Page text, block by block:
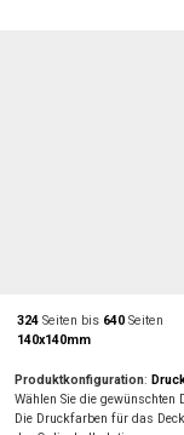
324 Seiten bis 640 Seiten
140x140mm
Produktkonfiguration:
Wählen Sie die
Die Druckfarben für das